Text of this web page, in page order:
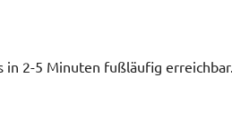
in 2-5 Minuten fußläufig erreichbar.